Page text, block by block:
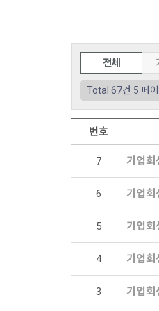
전체
Total 67건 5 페이
번호
7 기업회
6 기업회
5 기업회
4 기업회
3 기업회